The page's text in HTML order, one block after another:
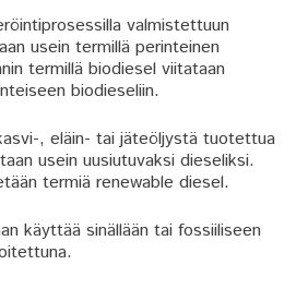
valmistettuun
usein termillä perinteinen
termillä biodiesel viitataan
biodieseliin.
, eläin- tai jäteöljystä tuotettua
usein uusiutuvaksi dieseliksi.
termiä renewable diesel.
käyttää sinällään tai fossiiliseen